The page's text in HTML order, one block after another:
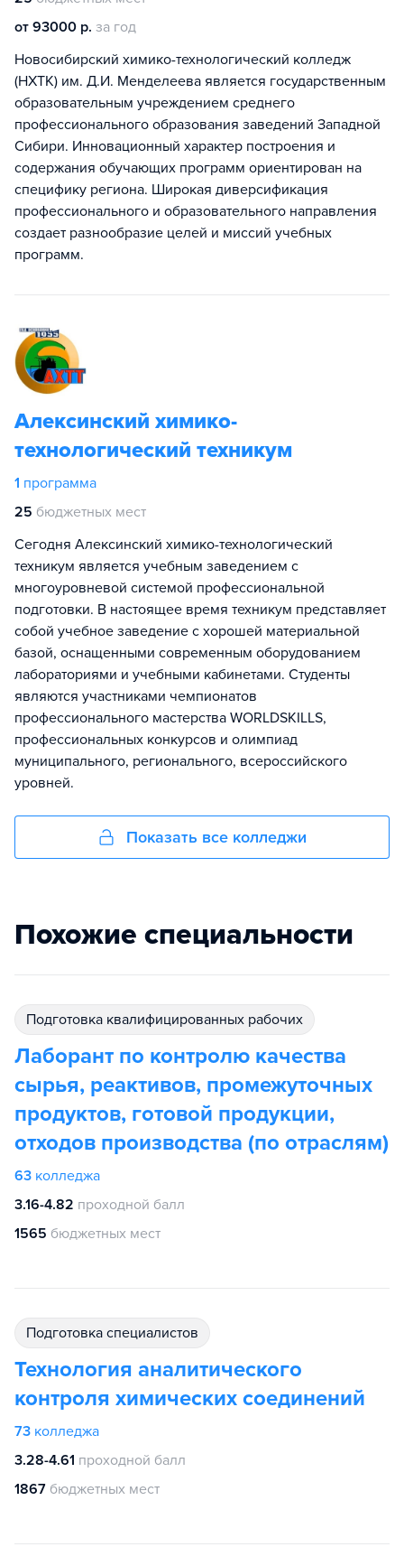
от 93000 р. за год
Новосибирский химико-технологический колледж
(НХТК) им. Д.И. Менделеева является государственным
образовательным учреждением среднего
профессионального образования заведений Западной
Сибири. Инновационный характер построения и
содержания обучающих программ ориентирован на
специфику региона. Широкая диверсификация
профессионального и образовательного направления
создает разнообразие целей и миссий учебных
программ.
Алексинский химико-
технологический техникум
1 программа
25 бюджетных мест
Сегодня Алексинский химико-технологический
техникум является учебным заведением с
многоуровневой системой профессиональной
подготовки. В настоящее время техникум представляет
собой учебное заведение с хорошей материальной
базой, оснащенными современным оборудованием
лабораториями и учебными кабинетами. Студенты
являются участниками чемпионатов
профессионального мастерства WORLDSKILLS,
профессиональных конкурсов и олимпиад
муниципального, регионального, всероссийского
уровней.
Показать все колледжи
Похожие специальности
подготовка квалифицированных рабочих
Лаборант по контролю качества
сырья, реактивов, промежуточных
продуктов, готовой продукции,
отходов производства (по отраслям)
63 колледжа
3.16-4.82 проходной балл
1565 бюджетных мест
подготовка специалистов
Технология аналитического
контроля химических соединений
73 колледжа
3.28-4.61 проходной балл
1867 бюджетных мест